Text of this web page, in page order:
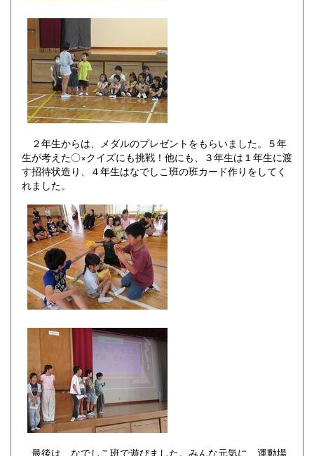
２年生からは、メダルのプレゼントをもらいました。５年
生が考えた〇×クイズにも挑戦！他にも、３年生は１年生に渡
す招待状造り、４年生はなでしこ班の班カード作りをしてく
れました。
最後は、なでしこ班で遊びました。みんな元気に、運動場